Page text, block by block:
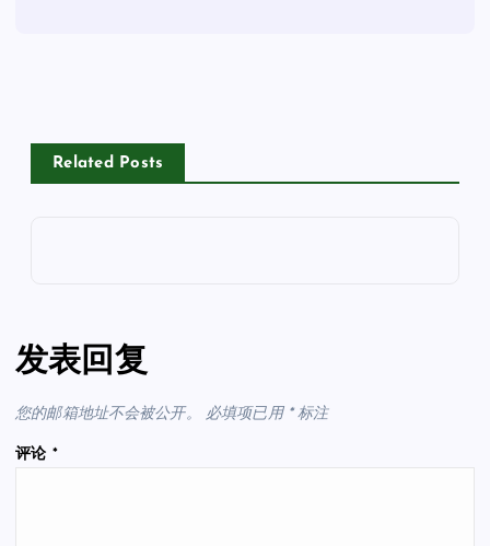
Related Posts
发表回复
您的邮箱地址不会被公开。 必填项已用 *标注
评论 *